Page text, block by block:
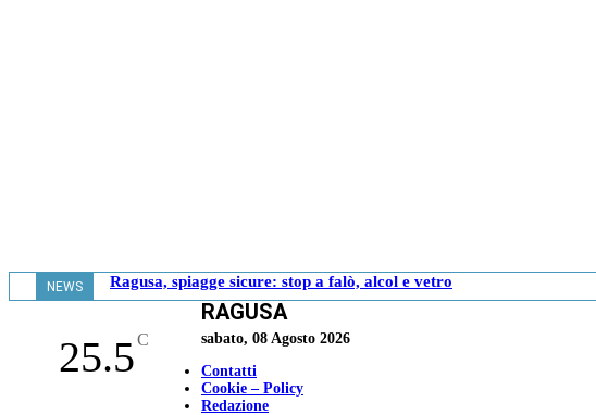
NEWS Ragusa, spiagge sicure: stop a falò, alcol e vetro
25.5C
RAGUSA
sabato, 08 Agosto 2026
Contatti
Cookie – Policy
Redazione